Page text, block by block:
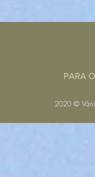
PARA
2020 ©